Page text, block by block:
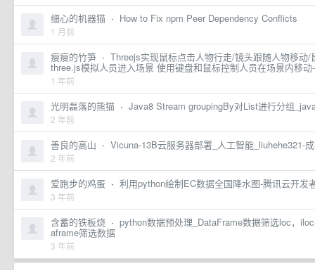
细心的机器猫 · How to Fix npm Peer Dependency Conflicts
1 月前
瘦瘦的竹笋 · Threejs实现鼠标点击人物行走/镜头跟随人物移动
three.js模拟人员进入场景 使用键盘和鼠标控制人员在场景内移动
1 年前
光明磊落的熊猫 · Java8 Stream groupingBy对List进行分组
2 年前
善良的高山 · Vicuna-13B云服务器部署_人工智能_liuhehe321-
2 年前
爱跑步的鸡蛋 · 利用python绘制EC数据全国降水图-腾讯云开发
3 年前
含蓄的铁板烧 · python数据预处理_DataFrame数据筛选loc，
aframe筛选数据
3 年前